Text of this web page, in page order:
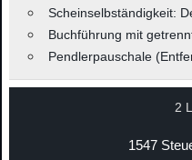
Scheinselbständigkeit:
Buchführung mit
Pendlerpauschale
2
1547